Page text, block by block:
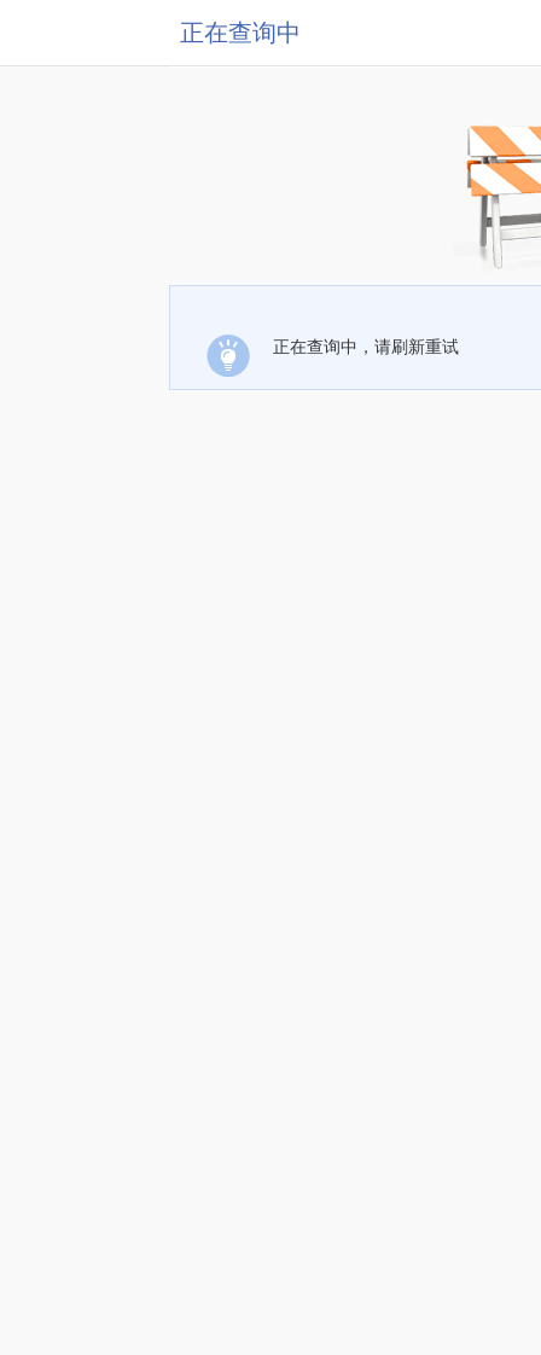
正在查询中
正在查询中，请刷新重试